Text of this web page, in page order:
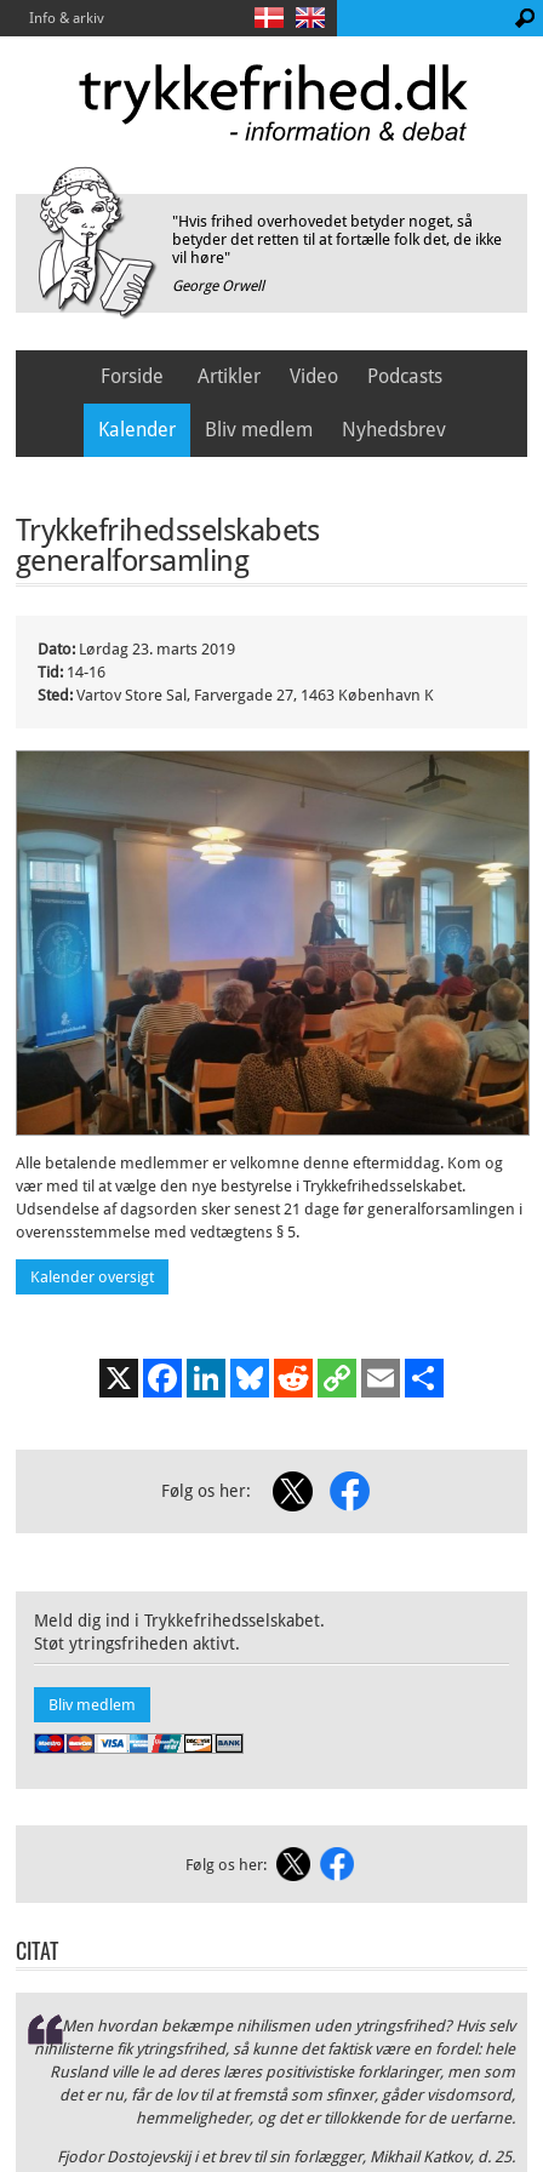
Info & arkiv
"Hvis frihed overhovedet betyder noget, så
betyder det retten til at fortælle folk det, de ikke
vil høre"
George Orwell
Forside Artikler Video Podcasts
Kalender Bliv medlem Nyhedsbrev
Trykkefrihedsselskabets
generalforsamling
Dato: Lørdag 23. marts 2019
Tid:14-16
Sted:Vartov Store Sal, Farvergade 27, 1463 København K
Alle betalende medlemmer er velkomne denne eftermiddag. Kom og
vær med til at vælge den nye bestyrelse i Trykkefrihedsselskabet.
Udsendelse af dagsorden sker senest 21 dage før generalforsamlingen i
overensstemmelse med vedtægtens § 5.
Kalender oversigt
FacebookLinkedInBluesky Reddit
Copy
Link
Email
Følg os her:
Meld dig ind i Trykkefrihedsselskabet.
Støt ytringsfriheden aktivt.
Bliv medlem
Følg os her:
CITAT
Men hvordan bekæmpe nihilismen uden ytringsfrihed? Hvis selv
nihilisterne fik ytringsfrihed, så kunne det faktisk være en fordel: hele
Rusland ville le ad deres læres positivistiske forklaringer, men som
det er nu, får de lov til at fremstå som sfinxer, gåder visdomsord,
hemmeligheder, og det er tillokkende for de uerfarne.
Fjodor Dostojevskij i et brev til sin forlægger, Mikhail Katkov, d. 25.